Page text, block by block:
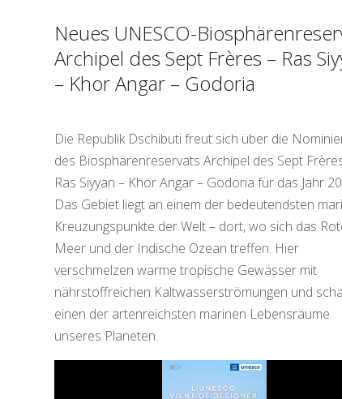
Neues UNESCO-
Archipel des Sept Frères – Ras
– Khor Angar – Godoria
Die Republik Dschibuti freut sich über die
des Biosphärenreservats Archipel des Sept
Ras Siyyan – Khor Angar – Godoria für das Jahr
Das Gebiet liegt an einem der bedeutendsten
Kreuzungspunkte der Welt – dort, wo sich das
Meer und der Indische Ozean treffen. Hier
verschmelzen warme tropische Gewässer mit
nährstoffreichen Kaltwasserströmungen und
einen der artenreichsten marinen Lebensräume
unseres Planeten.